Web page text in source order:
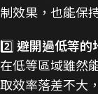
制效果，也能保
2️⃣ 避開過低等的
在低等區域雖然
取效率落差不大